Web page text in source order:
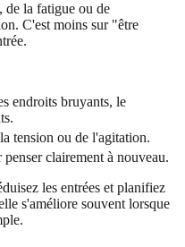
de la fatigue ou de
C'est moins sur "être
endroits bruyants, le
tension ou de l'agitation.
clairement à nouveau.
les entrées et planifiez
s'améliore souvent lorsque